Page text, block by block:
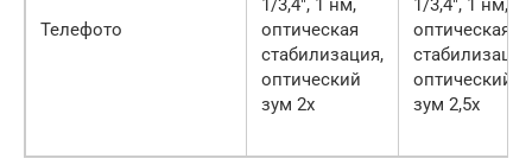
Телефото
1/3,4″, 1 нм,
оптическая
стабилизация,
оптический
зум 2x
1/3,4″, 1 нм,
оптическая
оптический
зум 2,5x